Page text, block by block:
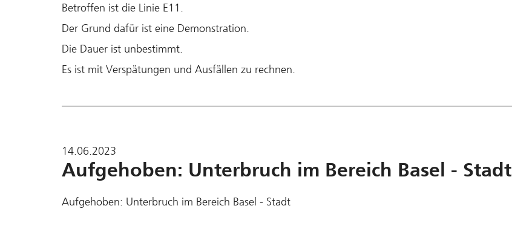
Betroffen ist die Linie E11.
Der Grund dafür ist eine Demonstration.
Die Dauer ist unbestimmt.
Es ist mit Verspätungen und Ausfällen zu rechnen.
14.06.2023
Aufgehoben: Unterbruch im Bereich Basel - Stadt
Aufgehoben: Unterbruch im Bereich Basel - Stadt